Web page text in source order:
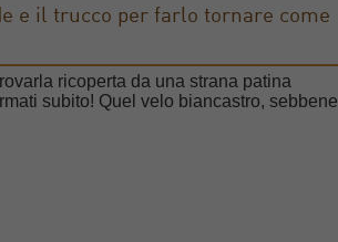
e il trucco per farlo tornare come
ricoperta da una strana patina
subito! Quel velo biancastro, sebbene